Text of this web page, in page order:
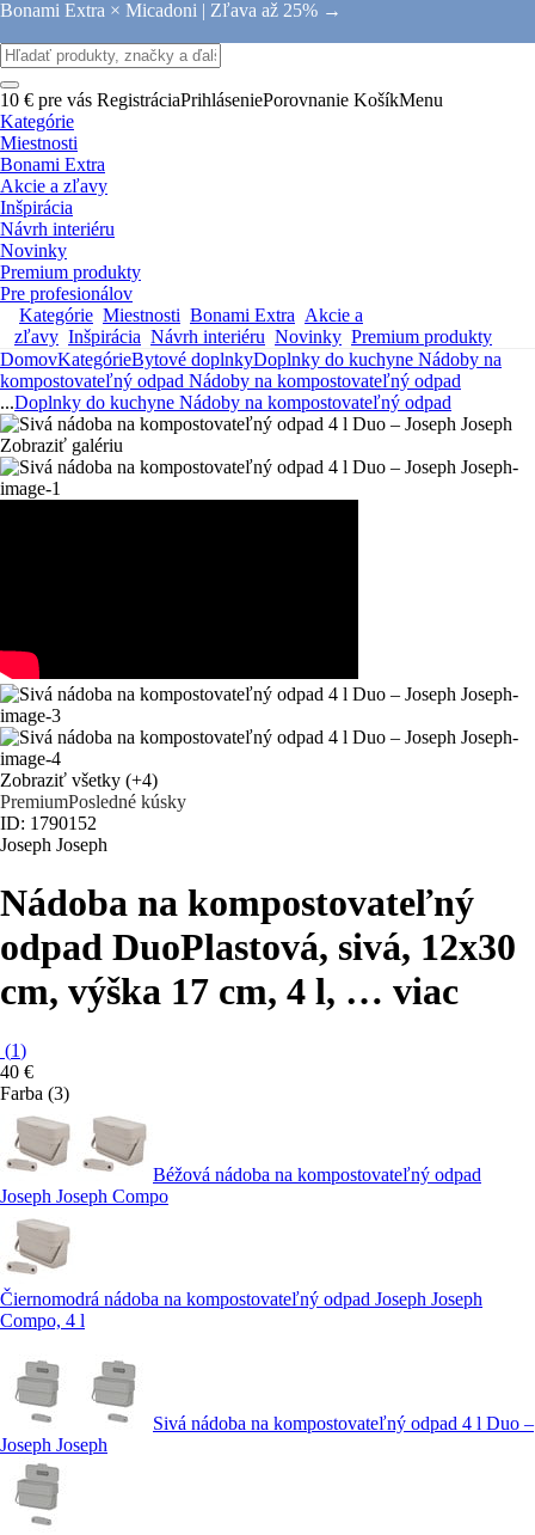
Bonami Extra × Micadoni | Zľava až 25% →
10 € pre vás RegistráciaPrihláseniePorovnanie KošíkMenu
Kategórie
Miestnosti
Bonami Extra
Akcie a zľavy
Inšpirácia
Návrh interiéru
Novinky
Premium produkty
Pre profesionálov
Kategórie Miestnosti Bonami Extra Akcie a
zľavy Inšpirácia Návrh interiéru Novinky Premium produkty
DomovKategórieBytové doplnkyDoplnky do kuchyne Nádoby na
kompostovateľný odpad Nádoby na kompostovateľný odpad
...Doplnky do kuchyne Nádoby na kompostovateľný odpad
Zobraziť galériu
Zobraziť všetky (+4)
PremiumPosledné kúsky
ID: 1790152
Joseph Joseph
Nádoba na kompostovateľný
odpad DuoPlastová, sivá, 12x30
cm, výška 17 cm, 4 l, … viac
(1)
40 €
Farba (3)
Béžová nádoba na kompostovateľný odpad
Joseph Joseph Compo
Čiernomodrá nádoba na kompostovateľný odpad Joseph Joseph
Compo, 4 l
Sivá nádoba na kompostovateľný odpad 4 l Duo –
Joseph Joseph